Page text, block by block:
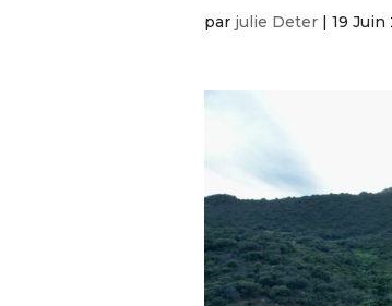
par julie Deter | 19 Juin